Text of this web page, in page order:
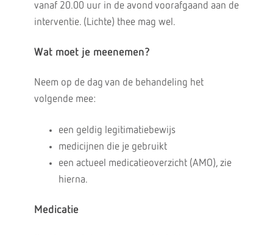
vanaf 20.00 uur in de avond voorafgaand aan de
interventie. (Lichte) thee mag wel.
Wat moet je meenemen?
Neem op de dag van de behandeling het
volgende mee:
een geldig legitimatiebewijs
medicijnen die je gebruikt
een actueel medicatieoverzicht (AMO), zie
hierna.
Medicatie